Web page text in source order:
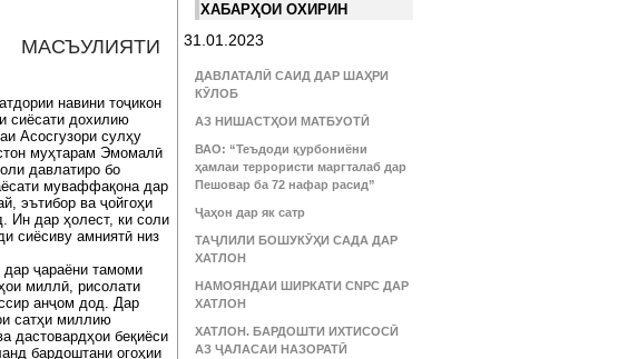
навини тоҷикон
сиёсати дохилию
Асосгузори сулҳу
муҳтарам Эмомалӣ
давлатиро бо
муваффақона дар
эътибор ва ҷойгоҳи
Ин дар ҳолест, ки соли
сиёсиву амниятӣ низ
ҷараёни тамоми
миллӣ, рисолати
анҷом дод. Дар
сатҳи миллию
дастовардҳои беқиёси
бардоштани огоҳии
ХАБАРҲОИ ОХИРИН
31.01.2023
ДАВЛАТАЛӢ САИД ДАР ШАҲРИ
КӮЛОБ
АЗ НИШАСТҲОИ МАТБУОТӢ
ВАО: “Теъдоди қурбониёни
ҳамлаи террористи маргталаб дар
Пешовар ба 72 нафар расид”
Ҷаҳон дар як сатр
ТАҶЛИЛИ БОШУКӮҲИ САДА ДАР
ХАТЛОН
НАМОЯНДАИ ШИРКАТИ CNPC ДАР
ХАТЛОН
ХАТЛОН. БАРДОШТИ ИХТИСОСӢ
АЗ ҶАЛАСАИ НАЗОРАТӢ